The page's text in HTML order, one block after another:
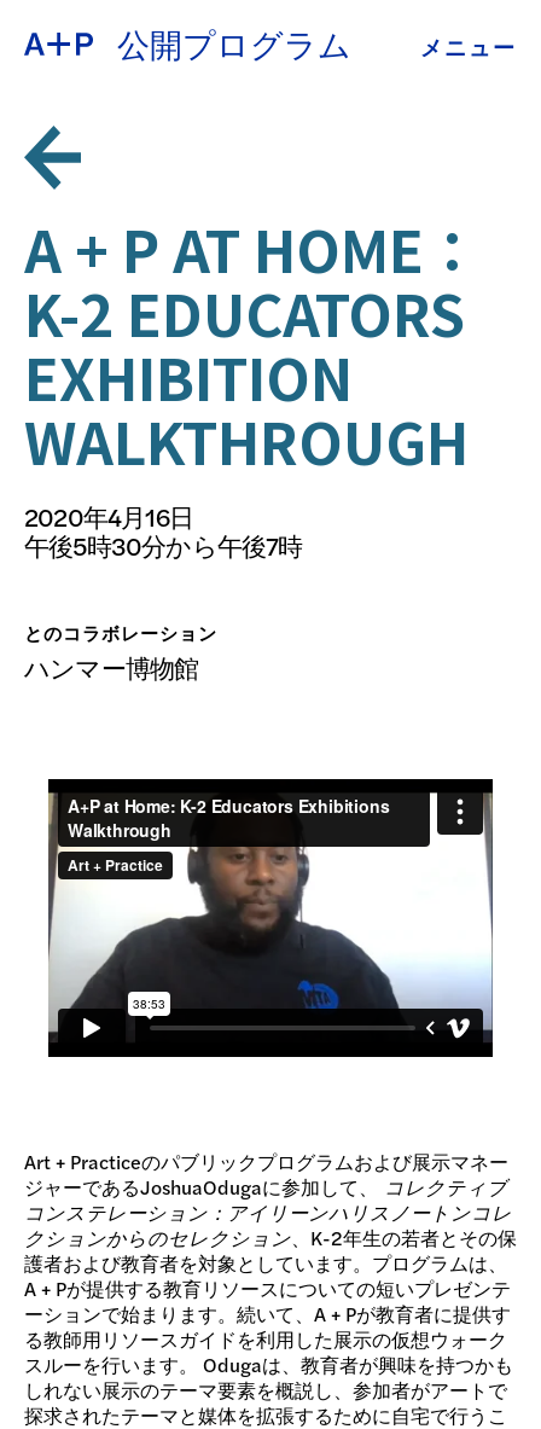
公開プログラム メニュー
約
教育
青少年の育成
展示会
公開プログラム
アーカイブ
寄付
ESPAÑOL
普通话
日本語
A + P AT HOME：
K-2 EDUCATORS
EXHIBITION
WALKTHROUGH
2020年4月16日
午後5時30分から午後7時
とのコラボレーション
ハンマー博物館
Art + Practiceのパブリックプログラムおよび展示マネー
ジャーであるJoshuaOdugaに参加して、 コレクティブ
コンステレーション：アイリーンハリスノートンコレ
クションからのセレクション、K-2年生の若者とその保
護者および教育者を対象としています。プログラムは、
A + Pが提供する教育リソースについての短いプレゼンテ
ーションで始まります。続いて、A + Pが教育者に提供す
る教師用リソースガイドを利用した展示の仮想ウォーク
スルーを行います。 Odugaは、教育者が興味を持つかも
しれない展示のテーマ要素を概説し、参加者がアートで
探求されたテーマと媒体を拡張するために自宅で行うこ